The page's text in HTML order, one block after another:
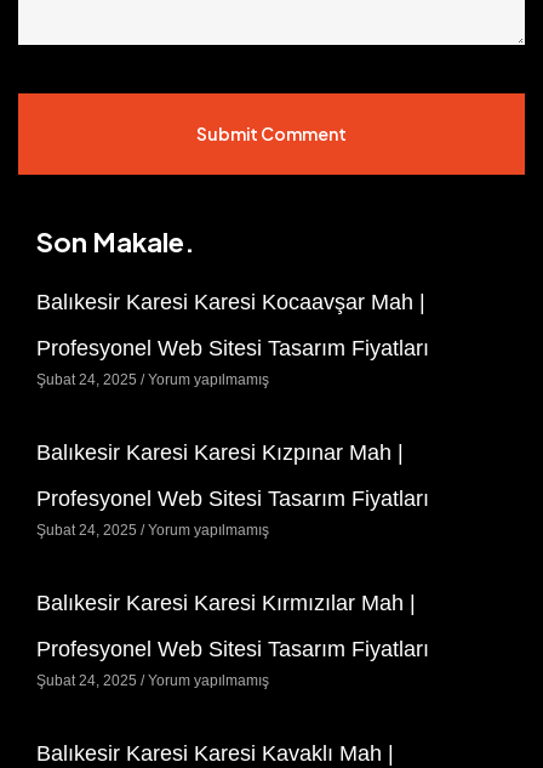
Submit Comment
Son Makale.
Balıkesir Karesi Karesi Kocaavşar Mah |
Profesyonel Web Sitesi Tasarım Fiyatları
Şubat 24, 2025 Yorum yapılmamış
Balıkesir Karesi Karesi Kızpınar Mah |
Profesyonel Web Sitesi Tasarım Fiyatları
Şubat 24, 2025 Yorum yapılmamış
Balıkesir Karesi Karesi Kırmızılar Mah |
Profesyonel Web Sitesi Tasarım Fiyatları
Şubat 24, 2025 Yorum yapılmamış
Balıkesir Karesi Karesi Kavaklı Mah |